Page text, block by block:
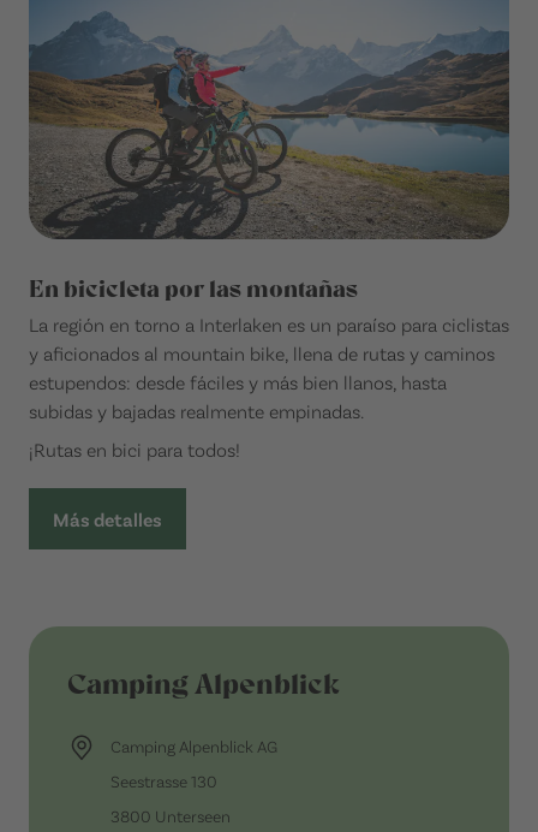
En bicicleta por las montañas
La región en torno a Interlaken es un paraíso para ciclistas
y aficionados al mountain bike, llena de rutas y caminos
estupendos: desde fáciles y más bien llanos, hasta
subidas y bajadas realmente empinadas.
¡Rutas en bici para todos!
Más detalles
Camping Alpenblick
Camping Alpenblick AG
Seestrasse 130
3800 Unterseen